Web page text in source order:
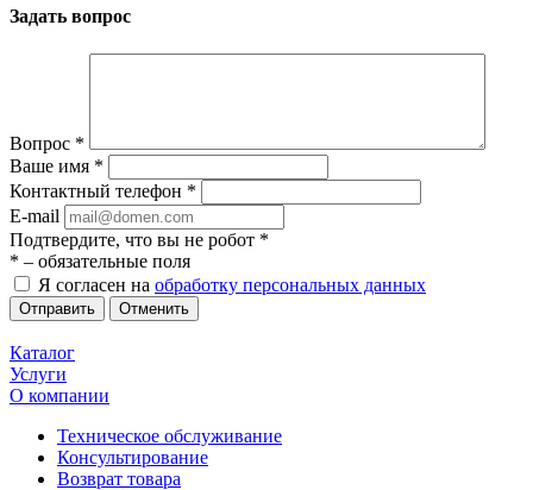
Задать вопрос
Вопрос *
Ваше имя *
Контактный телефон *
E-mail
Подтвердите, что вы не робот *
* – обязательные поля
Я согласен на обработку персональных данных
Отменить
Каталог
Услуги
О компании
Техническое обслуживание
Консультирование
Возврат товара